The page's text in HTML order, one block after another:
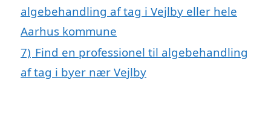
algebehandling af tag i Vejlby eller hele
Aarhus kommune
7) Find en professionel til algebehandling
af tag i byer nær Vejlby